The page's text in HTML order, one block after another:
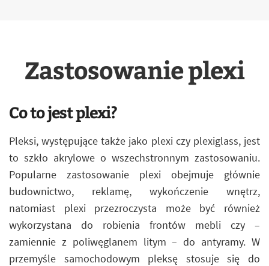
Zastosowanie plexi
Co to jest plexi?
Pleksi, występujące także jako plexi czy plexiglass, jest
to szkło akrylowe o wszechstronnym zastosowaniu.
Popularne zastosowanie plexi obejmuje głównie
budownictwo, reklamę, wykończenie wnętrz,
natomiast plexi przezroczysta może być również
wykorzystana do robienia frontów mebli czy –
zamiennie z poliwęglanem litym – do antyramy. W
przemyśle samochodowym pleksę stosuje się do